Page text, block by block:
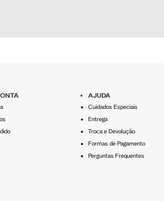
AJUDA
Cuidados Especiais
Entrega
Troca e Devolução
Formas de Pagamento
Perguntas Frequentes